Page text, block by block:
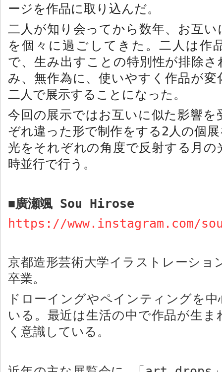
ージを作品に取り込んだ。
二人が知り会ってから数年、お互
を個々に過ごしてきた。二人は作
で、生み出すことの特別性が排除
み、無作為に、使いやすく作品が
二人で展示することになった。
今回の展示ではお互いに似た影響
ぞれ違った形で制作をする2 人の個
光をそれぞれの角度で反射する月
時並行で行う。
■廣瀬颯 Sou Hirose
https://www.instagram.com/
京都造形芸術大学イラストレーショ
卒業。
ドローイングやペインティングを
いる。最近は生活の中で作品が生
く意識している。